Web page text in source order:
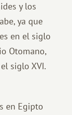
y los
ya que
en el siglo
Otomano,
siglo XVI.
en Egipto